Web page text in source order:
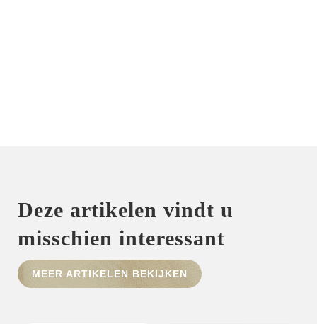
HOME
Deze artikelen vindt u
misschien interessant
MEER ARTIKELEN BEKIJKEN